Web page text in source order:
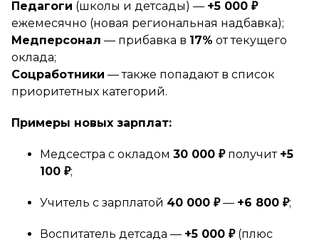
Педагоги (школы и детсады) — +5 000 ₽
ежемесячно (новая региональная надбавка);
Медперсонал — прибавка в 17% от текущего
оклада;
Соцработники — также попадают в список
приоритетных категорий.
Примеры новых зарплат:
Медсестра с окладом 30 000 ₽получит +5
100 ₽;
Учитель с зарплатой 40 000 ₽— +6 800 ₽;
Воспитатель детсада — +5 000 ₽ (плюс